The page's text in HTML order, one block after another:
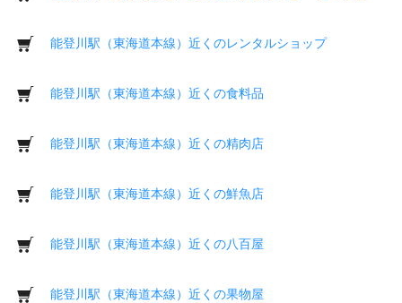
能登川駅（東海道本線）近くのレンタルショップ
能登川駅（東海道本線）近くの食料品
能登川駅（東海道本線）近くの精肉店
能登川駅（東海道本線）近くの鮮魚店
能登川駅（東海道本線）近くの八百屋
能登川駅（東海道本線）近くの果物屋